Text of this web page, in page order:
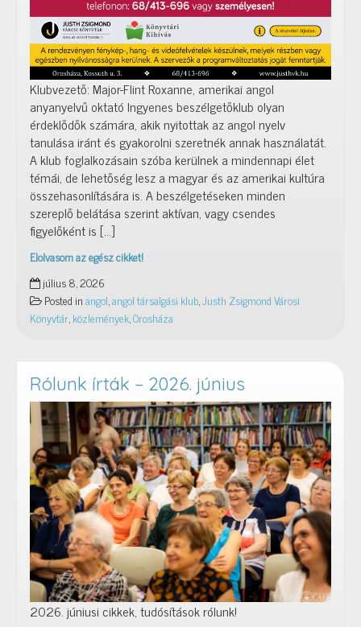
Klubvezető: Major-Flint Roxanne, amerikai angol
anyanyelvű oktató Ingyenes beszélgetőklub olyan
érdeklődők számára, akik nyitottak az angol nyelv
tanulása iránt és gyakorolni szeretnék annak használatát.
A klub foglalkozásain szóba kerülnek a mindennapi élet
témái, de lehetőség lesz a magyar és az amerikai kultúra
összehasonlítására is. A beszélgetéseken minden
szereplő belátása szerint aktívan, vagy csendes
figyelőként is […]
Elolvasom az egész cikket!
Angol
társalgási
klub
július 8, 2026
Posted inangol,angol társalgási klub,Justh Zsigmond Városi
Könyvtár,közlemények,Orosháza
Rólunk írták – 2026. június
2026. júniusi cikkek, tudósítások rólunk!